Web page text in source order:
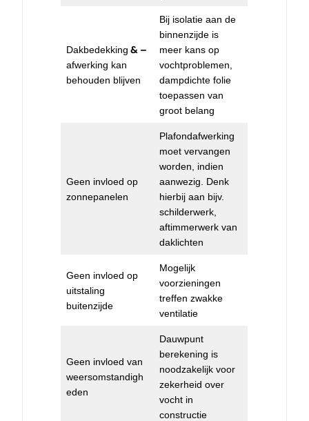
Dakbedekking & –
afwerking kan
behouden blijven
Bij isolatie aan de
binnenzijde is
meer kans op
vochtproblemen,
dampdichte folie
toepassen van
groot belang
Geen invloed op
zonnepanelen
Plafondafwerking
moet vervangen
worden, indien
aanwezig. Denk
hierbij aan bijv.
schilderwerk,
aftimmerwerk van
daklichten
Geen invloed op
uitstaling
buitenzijde
Mogelijk
voorzieningen
treffen zwakke
ventilatie
Geen invloed van
weersomstandigh
eden
Dauwpunt
berekening is
noodzakelijk voor
zekerheid over
vocht in
constructie